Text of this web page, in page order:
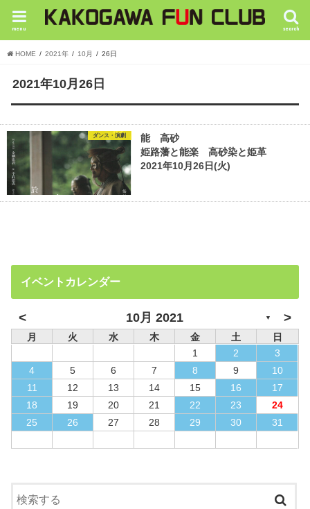
search
menu
HOME 2021年 10月 26日
2021年10月26日
ダンス・演劇
能 高砂
姫路藩と能楽 高砂染と姫革
2021年10月26日(火)
イベントカレンダー
< 10月 2021 ▼ >
月 火 水 木 金 土
日
1
2
3
4
5 6 7 8 9
10
11
12 13 14 15 16
17
18
19 20 21 22 23
24
25
26 27 28 29 30 31